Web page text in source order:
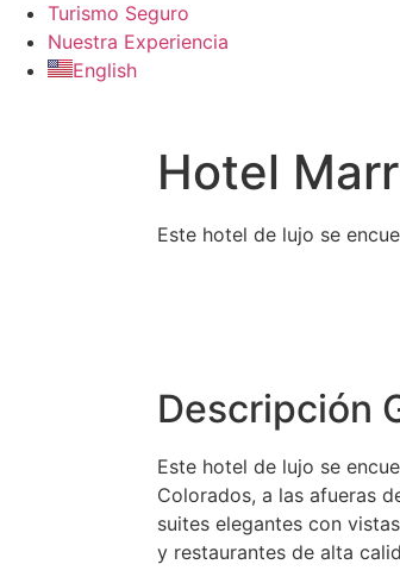
Turismo Seguro
Nuestra Experiencia
English
Hotel
Este hotel de lujo se
Descripción
Este hotel de lujo se
Colorados, a las afueras
suites elegantes con
y restaurantes de alta